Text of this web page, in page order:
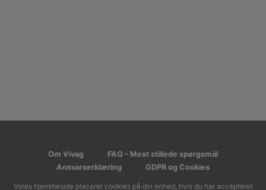
Om Vivag
FAQ – Mest stillede spørgsmål
Ansvarserklæring
GDPR og Cookies
Vores hjemmeside placerer cookies på din enhed, hvis du har accepteret